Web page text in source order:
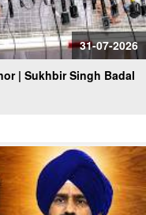
31-07-2026
| Sukhbir Singh Badal